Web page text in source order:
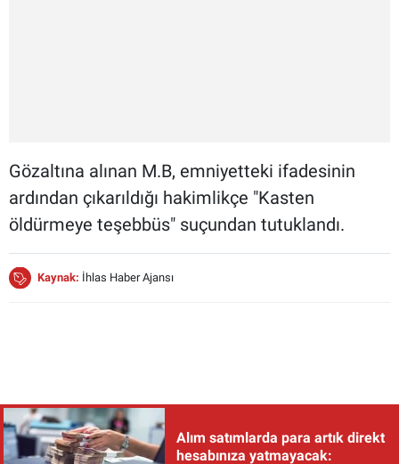
Gözaltına alınan M.B, emniyetteki ifadesinin
ardından çıkarıldığı hakimlikçe "Kasten
öldürmeye teşebbüs" suçundan tutuklandı.
Kaynak: İhlas Haber Ajansı
Alım satımlarda para artık direkt
hesabınıza yatmayacak: